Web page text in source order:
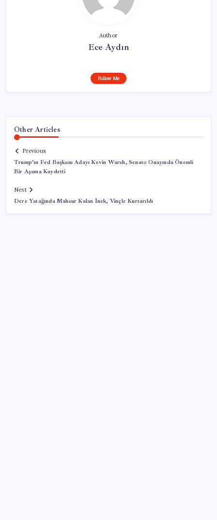
Author
Ece Aydın
Follow Me
Other Articles
Previous
Trump’ın Fed Başkanı Adayı Kevin Warsh, Senato Onayında Önemli
Bir Aşama Kaydetti
Next
Dere Yatağında Mahsur Kalan İnek, Vinçle Kurtarıldı